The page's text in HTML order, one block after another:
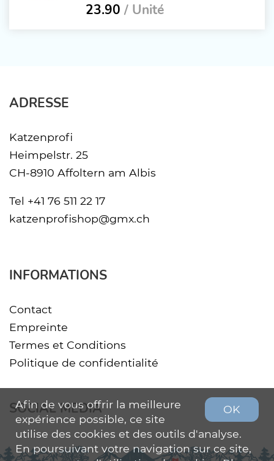
23.90 / Unité
ADRESSE
Katzenprofi
Heimpelstr. 25
CH-8910 Affoltern am Albis
Tel +41 76 511 22 17
katzenprofishop@gmx.ch
INFORMATIONS
Contact
Empreinte
Termes et Conditions
Politique de confidentialité
SOCIAL MEDIA OK
Afin de vous offrir la meilleure
expérience possible, ce site
utilise des cookies et des outils d'analyse.
En poursuivant votre navigation sur ce site,